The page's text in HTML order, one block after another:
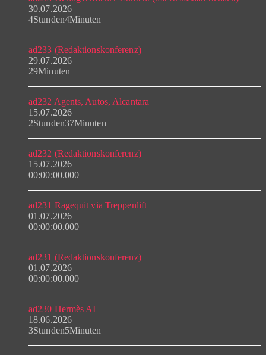
30.07.2026
4Stunden4Minuten
ad233 (Redaktionskonferenz)
29.07.2026
29Minuten
ad232 Agents, Autos, Alcantara
15.07.2026
2Stunden37Minuten
ad232 (Redaktionskonferenz)
15.07.2026
00:00:00.000
ad231 Ragequit via Treppenlift
01.07.2026
00:00:00.000
ad231 (Redaktionskonferenz)
01.07.2026
00:00:00.000
ad230 Hermès AI
18.06.2026
3Stunden5Minuten